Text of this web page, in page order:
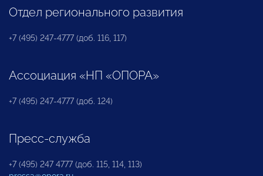
Отдел регионального развития
+7 (495) 247-4777 (доб. 116, 117)
Ассоциация «НП «ОПОРА»
+7 (495) 247-4777 (доб. 124)
Пресс-служба
+7 (495) 247 4777 (доб. 115, 114, 113)